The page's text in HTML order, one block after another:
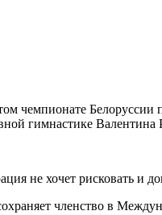
Белоруссии
гимнастике Валентина
не хочет рисковать и
членство в